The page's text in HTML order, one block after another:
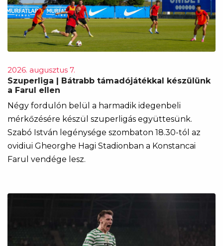
2026. augusztus 7.
Szuperliga | Bátrabb támadójátékkal készülünk
a Farul ellen
Négy fordulón belül a harmadik idegenbeli
mérkőzésére készül szuperligás együttesünk.
Szabó István legénysége szombaton 18.30-tól az
ovidiui Gheorghe Hagi Stadionban a Konstancai
Farul vendége lesz.